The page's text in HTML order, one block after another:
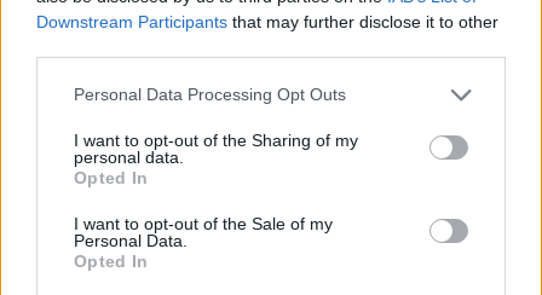
Downstream Participants that may further disclose it to other
Please note that this website/app uses one or more Google
not limited to your visit or usage behaviour. You may click to
grant or deny consent to Google and its third-party tags to
use your data for below specified purposes in below Google
consent section.
Personal Data Processing Opt Outs
I want to opt-out of the Sharing of my
personal data.
Opted In
I want to opt-out of the Sale of my
Personal Data.
Opted In
nostro laboratorio di assistenza.
Per maggiori dettagli consultate la nostra
all'acquisto